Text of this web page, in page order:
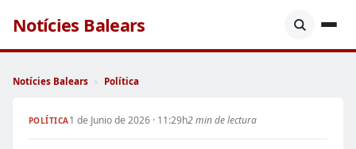
Notícies Balears
Notícies Balears › Política
POLÍTICA1 de Junio de 2026 · 11:29h2 min de lectura